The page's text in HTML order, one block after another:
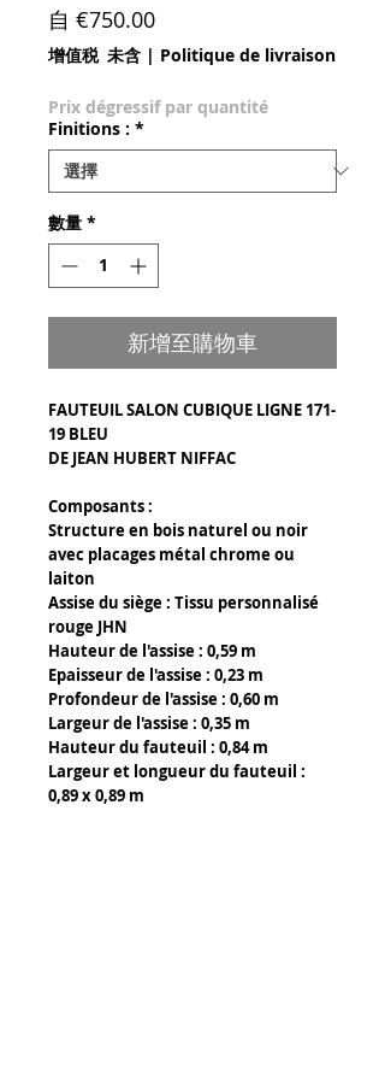
自 €750.00促銷價格
增值税 未含 | Politique de livraison
Prix dégressif par quantité
Finitions : *
數量 *
新增至購物車
FAUTEUIL SALON CUBIQUE LIGNE 171-
19 BLEU
DE JEAN HUBERT NIFFAC
Composants :
Structure en bois naturel ou noir
avec placages métal chrome ou
laiton
Assise du siège : Tissu personnalisé
rouge JHN
Hauteur de l'assise : 0,59 m
Epaisseur de l'assise : 0,23 m
Profondeur de l'assise : 0,60 m
Largeur de l'assise : 0,35 m
Hauteur du fauteuil : 0,84 m
Largeur et longueur du fauteuil :
0,89 x 0,89 m